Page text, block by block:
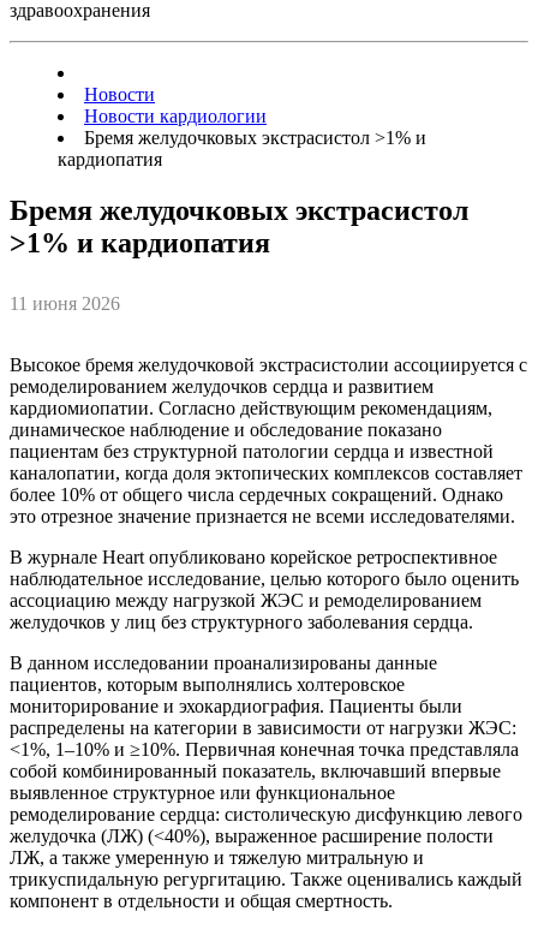
здравоохранения
Новости
Новости кардиологии
Бремя желудочковых экстрасистол >1% и
кардиопатия
Бремя желудочковых экстрасистол
>1% и кардиопатия
11 июня 2026
Высокое бремя желудочковой экстрасистолии ассоциируется с
ремоделированием желудочков сердца и развитием
кардиомиопатии. Согласно действующим рекомендациям,
динамическое наблюдение и обследование показано
пациентам без структурной патологии сердца и известной
каналопатии, когда доля эктопических комплексов составляет
более 10% от общего числа сердечных сокращений. Однако
это отрезное значение признается не всеми исследователями.
В журнале Heart опубликовано корейское ретроспективное
наблюдательное исследование, целью которого было оценить
ассоциацию между нагрузкой ЖЭС и ремоделированием
желудочков у лиц без структурного заболевания сердца.
В данном исследовании проанализированы данные
пациентов, которым выполнялись холтеровское
мониторирование и эхокардиография. Пациенты были
распределены на категории в зависимости от нагрузки ЖЭС:
<1%, 1–10% и ≥10%. Первичная конечная точка представляла
собой комбинированный показатель, включавший впервые
выявленное структурное или функциональное
ремоделирование сердца: систолическую дисфункцию левого
желудочка (ЛЖ) (<40%), выраженное расширение полости
ЛЖ, а также умеренную и тяжелую митральную и
трикуспидальную регургитацию. Также оценивались каждый
компонент в отдельности и общая смертность.